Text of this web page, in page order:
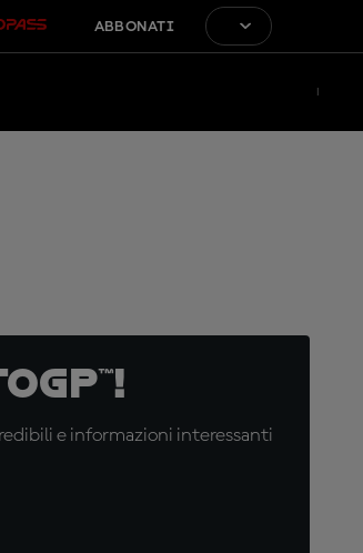
ABBONATI
e informazioni interessanti